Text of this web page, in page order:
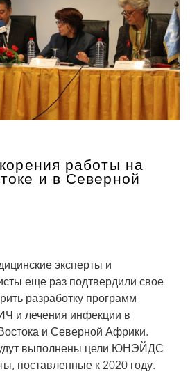
работы на
и в Северной
эксперты и
еще раз подтвердили свое
разработку программ
и лечения инфекции в
и Северной Африки.
выполнены цели ЮНЭЙДС
поставленные к 2020 году.